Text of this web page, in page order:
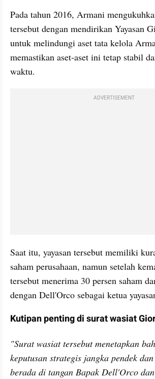
Pada tahun 2016, Armani
tersebut dengan mendirikan Yayasan
untuk melindungi aset tata kelola
memastikan aset-aset ini tetap stabil
waktu.
ADVERTISEMENT
Saat itu, yayasan tersebut memiliki
saham perusahaan, namun setelah
tersebut menerima 30 persen saham
dengan Dell'Orco sebagai ketua
Kutipan penting di surat wasiat
"Surat wasiat tersebut menetapkan
keputusan strategis jangka pendek
berada di tangan Bapak Dell'Orco